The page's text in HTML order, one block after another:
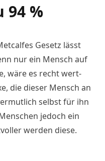
94 %
Gesetz lässt
nur ein Mensch auf
wäre es recht wert-
die dieser Mensch an
selbst für ihn
jedoch ein
werden diese.